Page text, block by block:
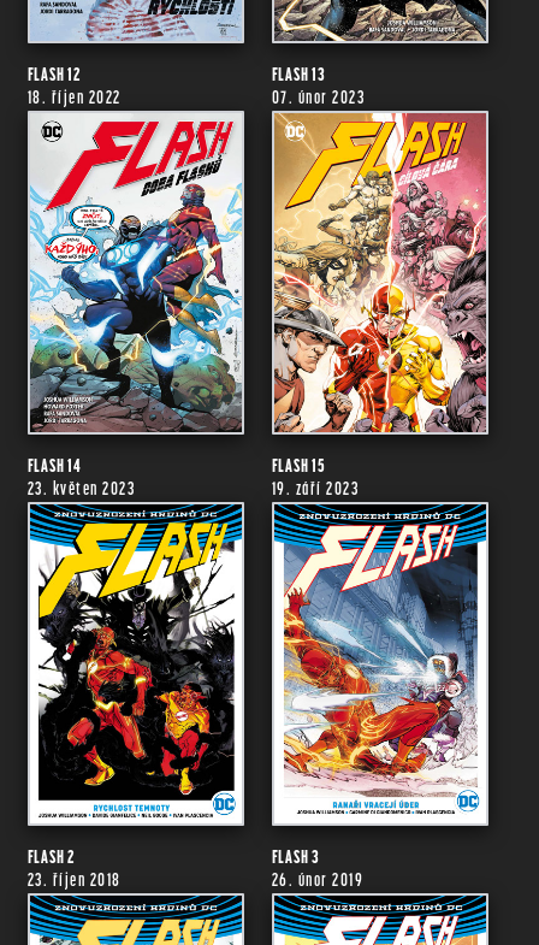
FLASH 12
18. říjen 2022
FLASH 13
07. únor 2023
FLASH 14
23. květen 2023
FLASH 15
19. září 2023
FLASH 2
23. říjen 2018
FLASH 3
26. únor 2019